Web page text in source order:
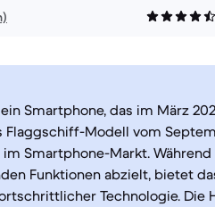
ein Smartphone, das im März
Flaggschiff-Modell vom
Smartphone-Markt. Während
Funktionen abzielt, bietet
Technologie. Die